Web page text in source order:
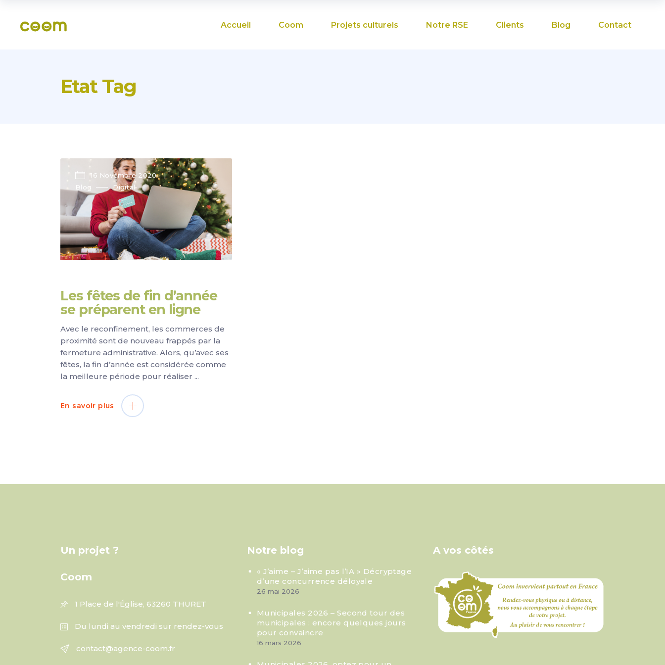
Accueil Coom Projets culturels Notre RSE Clients Blog Contact
Etat Tag
16 Novembre 2020
Blog
Digital
Les fêtes de fin d’année
se préparent en ligne
Avec le reconfinement, les commerces de
proximité sont de nouveau frappés par la
fermeture administrative. Alors, qu’avec ses
fêtes, la fin d’année est considérée comme
la meilleure période pour réaliser
En savoir plus
Un projet ?
Coom
1 Place de l'Église, 63260 THURET
Du lundi au vendredi sur rendez-vous
contact@agence-coom.fr
Notre blog
« J’aime – J’aime pas l’IA » Décryptage
d’une concurrence déloyale
26 mai 2026
Municipales 2026 – Second tour des
municipales : encore quelques jours
pour convaincre
16 mars 2026
A vos côtés